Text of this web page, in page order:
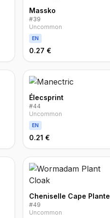
Massko
#39
Uncommon
EN
0.27 €
Élecsprint
#44
Uncommon
EN
0.21 €
Cheniselle Cape Plante
#49
Uncommon